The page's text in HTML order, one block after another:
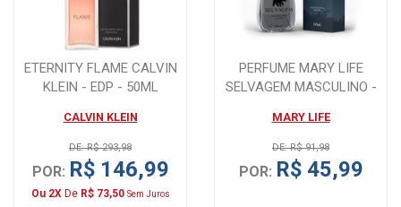
ETERNITY FLAME CALVIN
KLEIN - EDP - 50ML
CALVIN KLEIN
DE: R$ 293,98
POR: R$ 146,99
Ou 2XDe R$ 73,50 Sem Juros
PERFUME MARY LIFE
SELVAGEM MASCULINO -
MARY LIFE
DE: R$ 91,98
POR: R$ 45,99